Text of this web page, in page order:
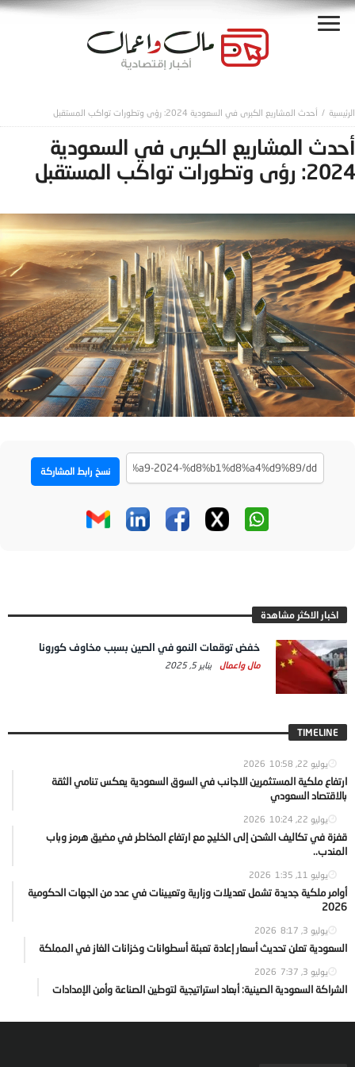
أحدث المشاريع الكبرى في السعودية 2024: رؤى وتطورات تواكب المستقبل
أحدث المشاريع الكبرى في السعودية
2024: رؤى وتطورات تواكب المستقبل
نسخ رابط المشاركة
اخبار الاكثر مشاهدة
خفض توقعات النمو في الصين بسبب مخاوف كورونا
مال واعمال يناير 5, 2025
TIMELINE
يوليو 22, 2026 10:58
ارتفاع ملكية المستثمرين الاجانب في السوق السعودية يعكس تنامي الثقة
بالاقتصاد السعودي
يوليو 22, 2026 10:24
قفزة في تكاليف الشحن إلى الخليج مع ارتفاع المخاطر في مضيق هرمز وباب
المندب..
يوليو 11, 2026 1:35
أوامر ملكية جديدة تشمل تعديلات وزارية وتعيينات في عدد من الجهات الحكومية
2026
يوليو 3, 2026 8:17
السعودية تعلن تحديث أسعار إعادة تعبئة أسطوانات وخزانات الغاز في المملكة
يوليو 3, 2026 7:37
الشراكة السعودية الصينية: أبعاد استراتيجية لتوطين الصناعة وأمن الإمدادات